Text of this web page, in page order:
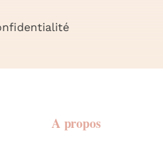
A propos